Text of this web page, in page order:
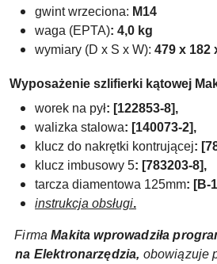
gwint wrzeciona: M14
waga (EPTA): 4,0 kg
wymiary (D x S x W): 479 x 182
Wyposażenie szlifierki kątowej
worek na pył: [122853-8],
walizka stalowa: [140073-2],
klucz do nakrętki kontrującej:
klucz imbusowy 5: [783203-8],
tarcza diamentowa 125mm: [B-
instrukcja obsługi.
Firma Makita wprowadziła
na Elektronarzędzia, obowiązuje